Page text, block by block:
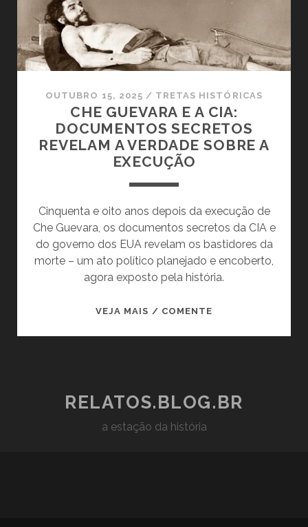
DEMOCRACIAS
OUTUBRO 15, 2025 / TRETAS HISTÓRICAS
CHE GUEVARA E A CIA:
DOCUMENTOS SECRETOS
REVELAM A VERDADE SOBRE A
EXECUÇÃO
Cinquenta e oito anos depois da execução de
Che Guevara, os documentos secretos da CIA e
do governo dos EUA revelam os bastidores da
morte – um ato político planejado e encoberto,
agora exposto pela história.
VEJA MAIS / COMENTECHE
SECRETOS
RELATOS.BLOG.BR
a estação da história